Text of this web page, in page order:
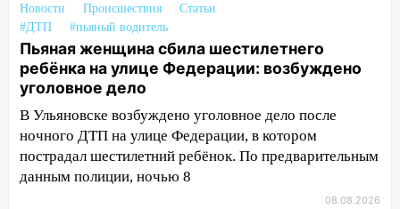
знакомого 191 тысячу рублей
13:14
Ураган оторвал светофор на
проспекте Филатова в Ульяновске
13:12 Дерево пробило крышу дома на
Новгородской в Ульяновске и рухнуло
на электрощит
13:10
В Заволжском районе дерево
упало во дворе
Новости Происшествия
Статьи
#ДТП
#пьяный водитель
Пьяная женщина сбила шестилетнего
ребёнка на улице Федерации: возбуждено
уголовное дело
В Ульяновске возбуждено уголовное дело после
ночного ДТП на улице Федерации, в котором
пострадал шестилетний ребёнок. По предварительным
данным полиции, ночью 8
08.08.2026